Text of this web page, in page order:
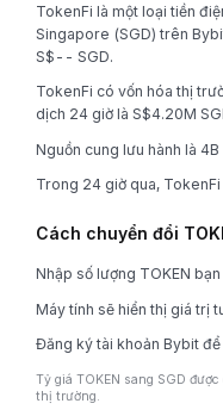
TokenFi là một loại tiền
Singapore (SGD) trên
S$-- SGD.
TokenFi có vốn hóa thị
dịch 24 giờ là S$4.20M
Nguồn cung lưu hành là 4B
Trong 24 giờ qua,
Cách chuyển đổi
Nhập số lượng TOKEN
Máy tính sẽ hiển thị giá trị
Đăng ký tài khoản Bybit
Tỷ giá TOKEN sang SGD
thị trường.